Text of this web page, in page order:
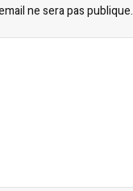
ne sera pas publique.